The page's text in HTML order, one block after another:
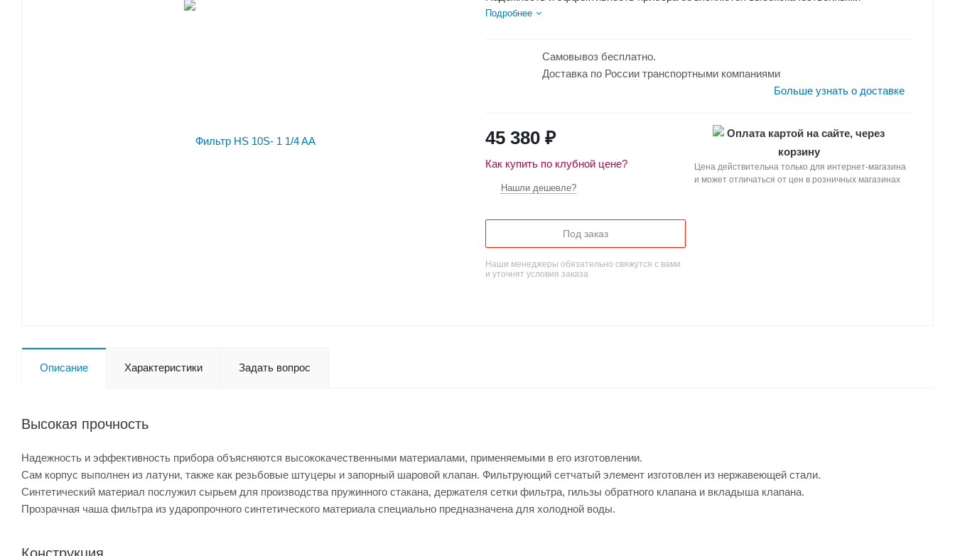
материалами, применяемыми...
Подробнее
Самовывоз бесплатно.
Доставка по России транспортными компаниями
Больше узнать о доставке
45 380 ₽
Как купить по клубной цене?
Нашли дешевле?
Под заказ
Наши менеджеры обязательно свяжутся с вами
и уточнят условия заказа
Оплата картой на сайте, через
корзину
Цена действительна только для интернет-магазина
и может отличаться от цен в розничных магазинах
Описание Характеристики Задать вопрос
Высокая прочность
Надежность и эффективность прибора объясняются высококачественными материалами, применяемыми в его изготовлении.
Сам корпус выполнен из латуни, также как резьбовые штуцеры и запорный шаровой клапан. Фильтрующий сетчатый элемент изготовлен из нержавеющей стали.
Синтетический материал послужил сырьем для производства пружинного стакана, держателя сетки фильтра, гильзы обратного клапана и вкладыша клапана.
Прозрачная чаша фильтра из ударопрочного синтетического материала специально предназначена для холодной воды.